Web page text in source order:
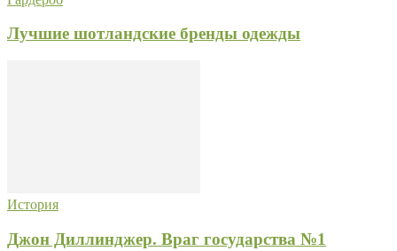
Лучшие шотландские бренды одежды
История
Джон Диллинджер. Враг государства №1